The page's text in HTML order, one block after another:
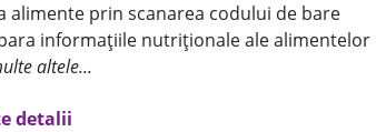
alimente prin scanarea codului de bare
informațiile nutriționale ale alimentelor
altele...
detalii